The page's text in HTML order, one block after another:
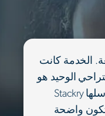
الخدمة كانت
الوحيد هو
التأكد من أن الصورة التي ترسلها Stackry
واضحة